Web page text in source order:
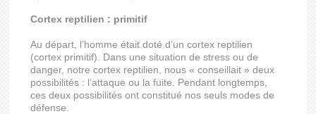
Cortex reptilien : primitif
Au départ, l’homme était doté d’un cortex reptilien
(cortex primitif). Dans une situation de stress ou de
danger, notre cortex reptilien, nous « conseillait » deux
possibilités : l’attaque ou la fuite. Pendant longtemps,
ces deux possibilités ont constitué nos seuls modes de
défense.